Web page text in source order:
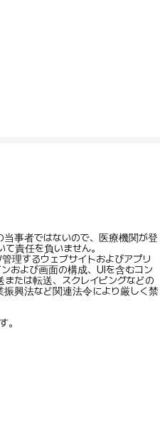
事者ではないので、医療機関が登
責任を負いません。
理するウェブサイトおよびアプリ
および画面の構成、UIを含むコン
たは転送、スクレイピングなどの
興法など関連法令により厳しく禁
。